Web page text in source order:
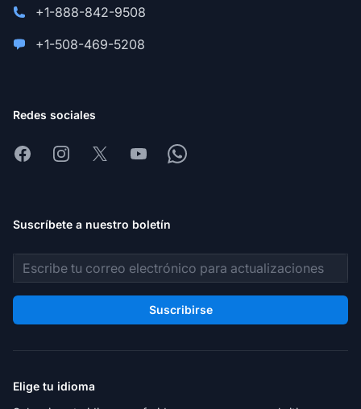
+1-888-842-9508
+1-508-469-5208
Redes sociales
FacebookInstagram
X YoutubeWhatsapp
Suscríbete a nuestro boletín
Dirección de correo electrónico
Suscribirse
Elige tu idioma